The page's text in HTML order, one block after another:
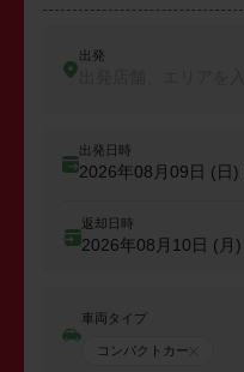
出発
出発日時
2026年08月09日 (日)
返却日時
2026年08月10日 (月)
車両タイプ
コンパクトカー